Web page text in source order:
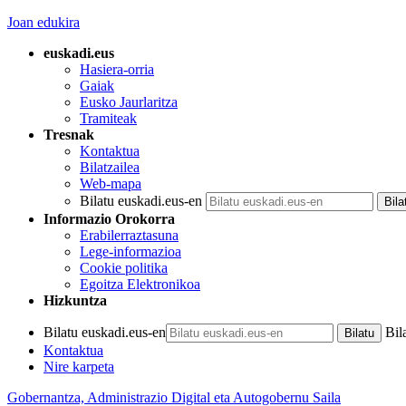
Joan edukira
euskadi.eus
Hasiera-orria
Gaiak
Eusko Jaurlaritza
Tramiteak
Tresnak
Kontaktua
Bilatzailea
Web-mapa
Bilatu euskadi.eus-en
Informazio Orokorra
Erabilerraztasuna
Lege-informazioa
Cookie politika
Egoitza Elektronikoa
Hizkuntza
Bilatu euskadi.eus-en
Kontaktua
Nire karpeta
Gobernantza, Administrazio Digital eta Autogobernu Saila